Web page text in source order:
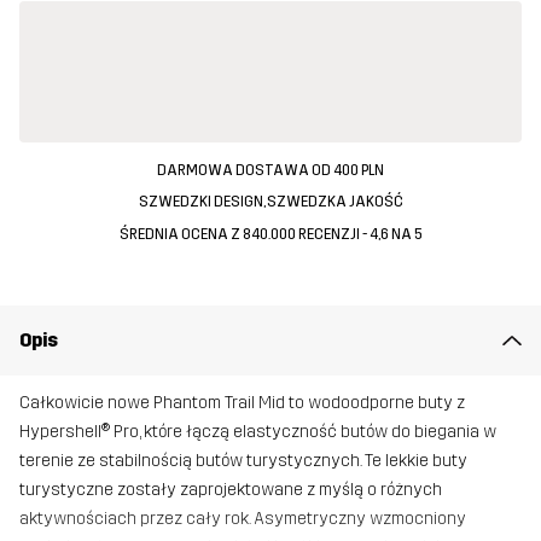
DARMOWA DOSTAWA OD 400 PLN
SZWEDZKI DESIGN, SZWEDZKA JAKOŚĆ
ŚREDNIA OCENA Z 840.000 RECENZJI - 4,6 NA 5
Opis
Całkowicie nowe Phantom Trail Mid to wodoodporne buty z
Hypershell® Pro, które łączą elastyczność butów do biegania w
terenie ze stabilnością butów turystycznych. Te lekkie buty
turystyczne zostały zaprojektowane z myślą o różnych
aktywnościach przez cały rok. Asymetryczny wzmocniony